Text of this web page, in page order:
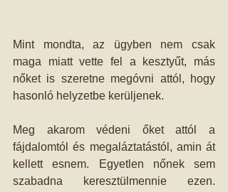
Mint mondta, az ügyben nem csak
maga miatt vette fel a kesztyűt, más
nőket is szeretne megóvni attól, hogy
hasonló helyzetbe kerüljenek.
Meg akarom védeni őket attól a
fájdalomtól és megaláztatástól, amin át
kellett esnem. Egyetlen nőnek sem
szabadna keresztülmennie ezen.